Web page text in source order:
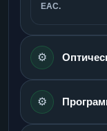
ЕАС.
⚙️
⚙️